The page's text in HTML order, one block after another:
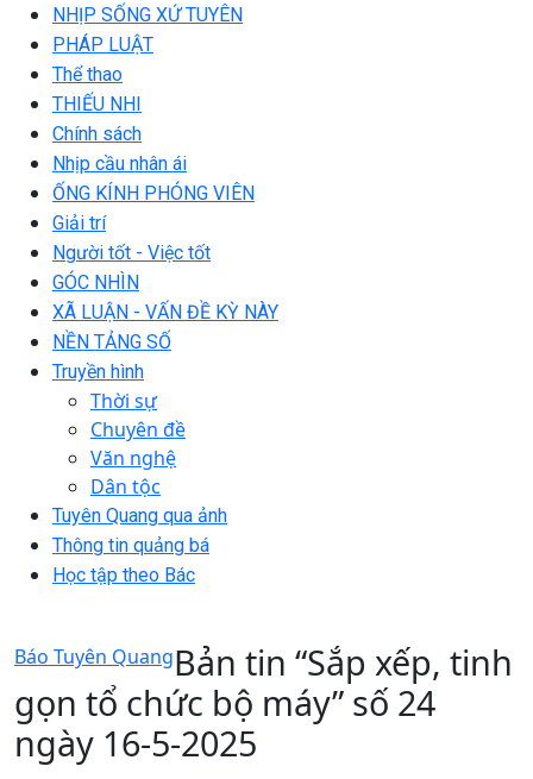
NHỊP SỐNG XỨ TUYÊN
PHÁP LUẬT
Thể thao
THIẾU NHI
Chính sách
Nhịp cầu nhân ái
ỐNG KÍNH PHÓNG VIÊN
Giải trí
Người tốt - Việc tốt
GÓC NHÌN
XÃ LUẬN - VẤN ĐỀ KỲ NÀY
NỀN TẢNG SỐ
Truyền hình
Thời sự
Chuyên đề
Văn nghệ
Dân tộc
Tuyên Quang qua ảnh
Thông tin quảng bá
Học tập theo Bác
Báo Tuyên QuangBản tin “Sắp xếp, tinh
gọn tổ chức bộ máy” số 24
ngày 16-5-2025